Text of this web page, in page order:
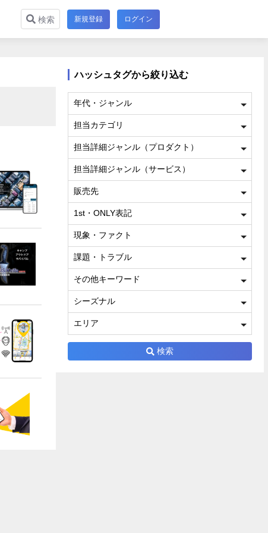
検索 新規登録 ログイン
ハッシュタグから絞り込む
年代・ジャンル
担当カテゴリ
担当詳細ジャンル（プロダクト）
担当詳細ジャンル（サービス）
販売先
1st・ONLY表記
現象・ファクト
課題・トラブル
その他キーワード
シーズナル
エリア
検索